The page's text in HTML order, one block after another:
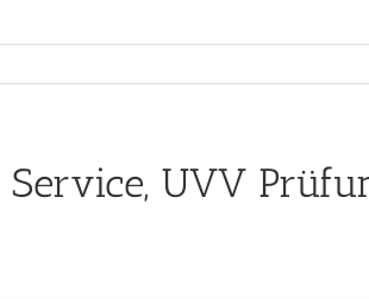
Service, UVV